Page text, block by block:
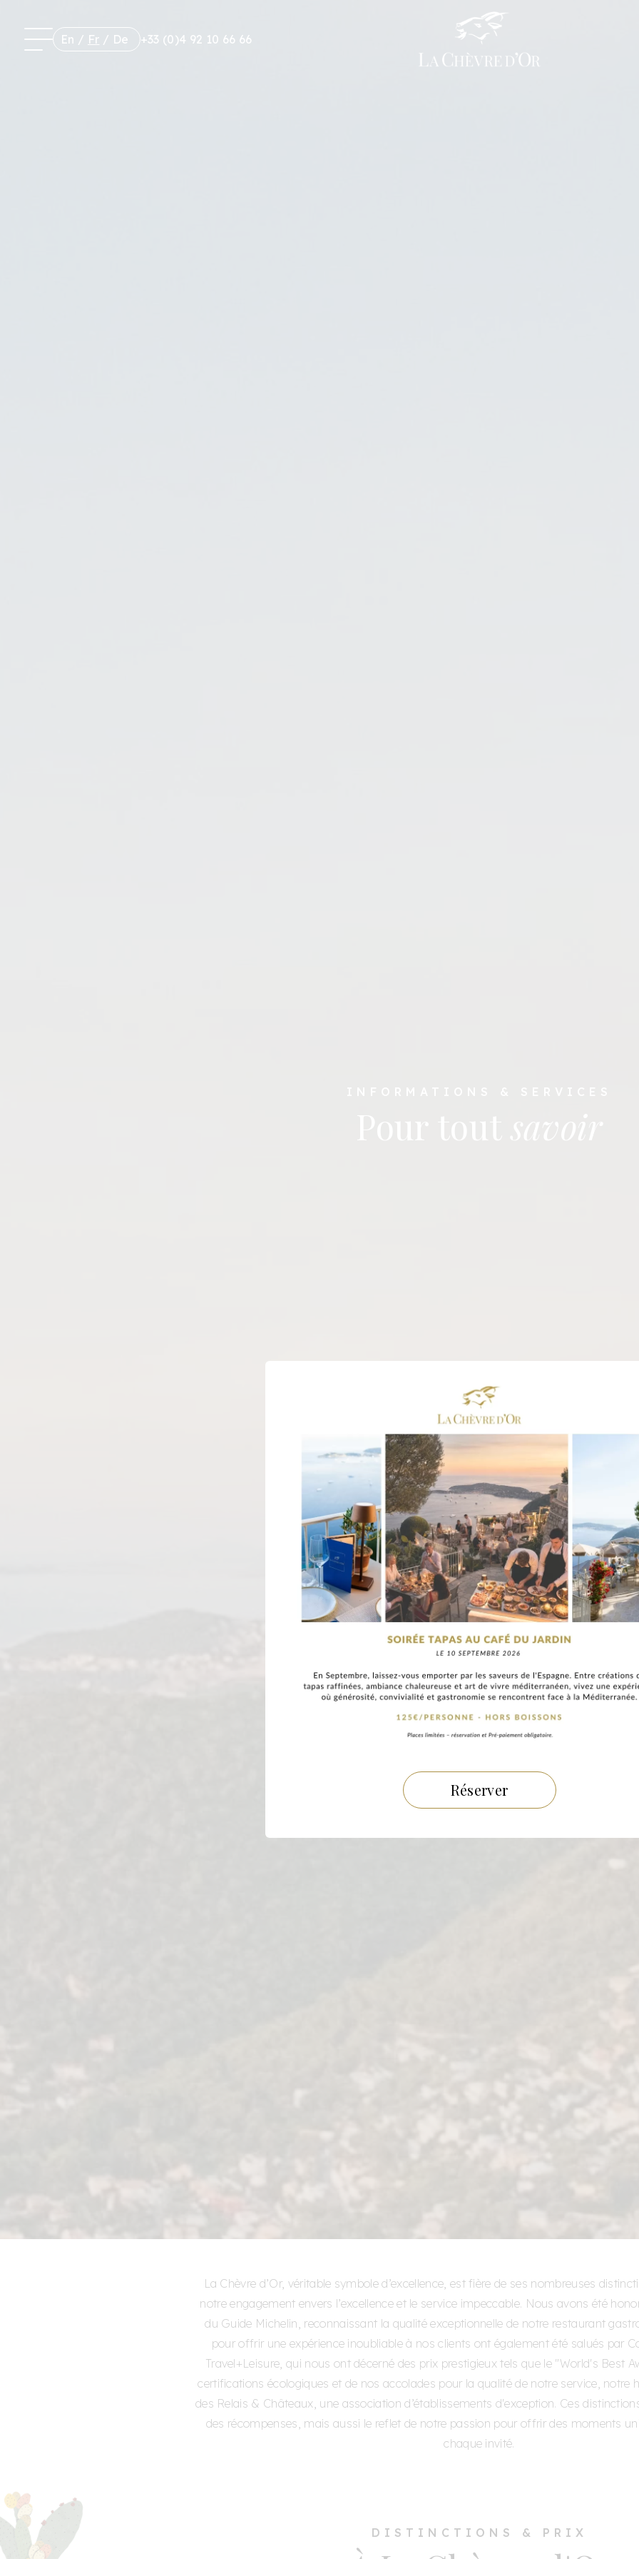
Réserver
En / Fr / De +33 (0)4 92 10 66 66
La Chèvre d’Or, véritable symbole d’excellence, est fière de ses nombreuses
notre engagement envers l’excellence et le service impeccable. Nous avons été
du Guide Michelin, reconnaissant la qualité exceptionnelle de notre restaurant
pour offrir une expérience inoubliable à nos clients ont également été salués par
Travel+Leisure, qui nous ont décerné des prix prestigieux tels que le "World's Best
certifications écologiques et de nos accolades pour la qualité de notre service, notre
des Relais & Châteaux, une association d’établissements d'exception. Ces
des récompenses, mais aussi le reflet de notre passion pour offrir des moments
chaque invité.
DISTINCTIONS & PRIX